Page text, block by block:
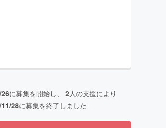
に募集を開始し、 2人の支援により
28に募集を終了しました